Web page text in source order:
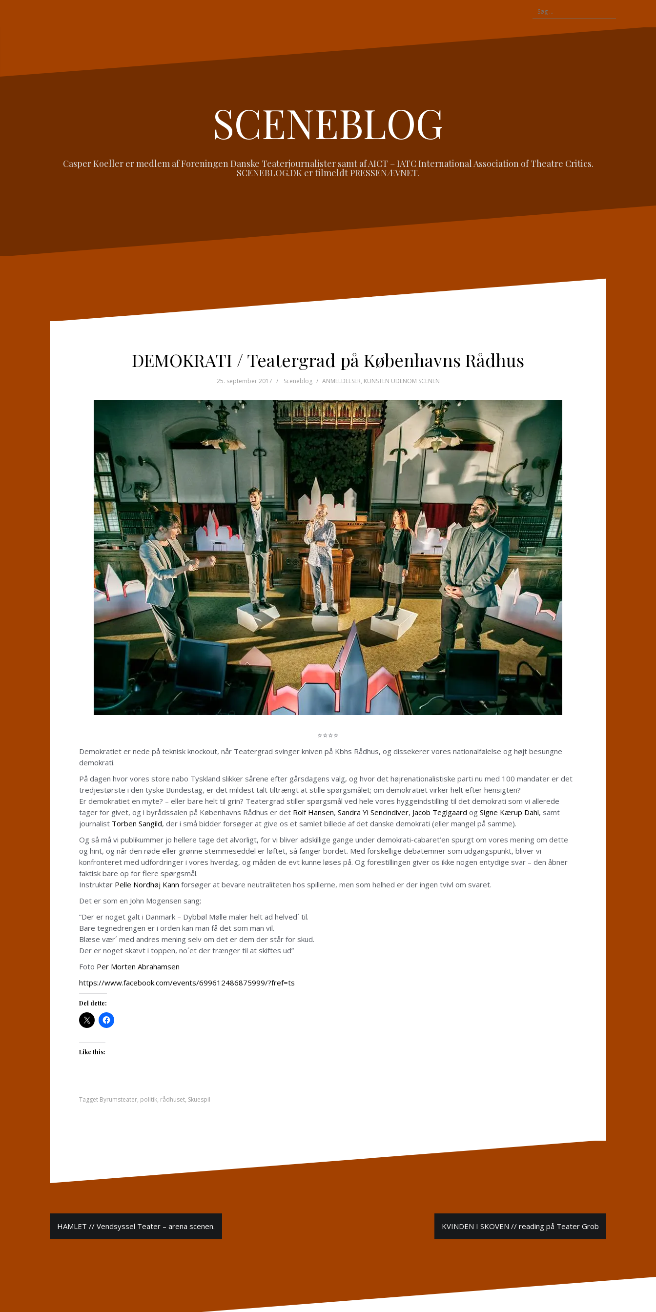
Søg
efter:
SCENEBLOG
Casper Koeller er medlem af Foreningen Danske Teaterjournalister samt af AICT – IATC International Association of Theatre Critics.
SCENEBLOG.DK er tilmeldt PRESSENÆVNET.
DEMOKRATI / Teatergrad på Københavns Rådhus
25. september 2017 Sceneblog ANMELDELSER, KUNSTEN UDENOM SCENEN
⭐⭐⭐⭐
Demokratiet er nede på teknisk knockout, når Teatergrad svinger kniven på Kbhs Rådhus, og dissekerer vores nationalfølelse og højt besungne
demokrati.
På dagen hvor vores store nabo Tyskland slikker sårene efter gårsdagens valg, og hvor det højrenationalistiske parti nu med 100 mandater er det
tredjestørste i den tyske Bundestag, er det mildest talt tiltrængt at stille spørgsmålet; om demokratiet virker helt efter hensigten?
Er demokratiet en myte? – eller bare helt til grin? Teatergrad stiller spørgsmål ved hele vores hyggeindstilling til det demokrati som vi allerede
tager for givet, og i byrådssalen på Københavns Rådhus er det Rolf Hansen, Sandra Yi Sencindiver, Jacob Teglgaard og Signe Kærup Dahl, samt
journalist Torben Sangild, der i små bidder forsøger at give os et samlet billede af det danske demokrati (eller mangel på samme).
Og så må vi publikummer jo hellere tage det alvorligt, for vi bliver adskillige gange under demokrati-cabaret’en spurgt om vores mening om dette
og hint, og når den røde eller grønne stemmeseddel er løftet, så fanger bordet. Med forskellige debatemner som udgangspunkt, bliver vi
konfronteret med udfordringer i vores hverdag, og måden de evt kunne løses på. Og forestillingen giver os ikke nogen entydige svar – den åbner
faktisk bare op for flere spørgsmål.
Instruktør Pelle Nordhøj Kann forsøger at bevare neutraliteten hos spillerne, men som helhed er der ingen tvivl om svaret.
Det er som en John Mogensen sang;
”Der er noget galt i Danmark – Dybbøl Mølle maler helt ad helved´ til.
Bare tegnedrengen er i orden kan man få det som man vil.
Blæse vær´ med andres mening selv om det er dem der står for skud.
Der er noget skævt i toppen, no´et der trænger til at skiftes ud”
Foto Per Morten Abrahamsen
https://www.facebook.com/events/699612486875999/?fref=ts
Del dette:
Like this:
Tagget Byrumsteater, politik, rådhuset, Skuespil
Indlægsnavigation
HAMLET // Vendsyssel Teater – arena scenen. KVINDEN I SKOVEN // reading på Teater Grob